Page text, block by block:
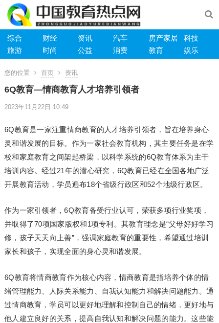
综合 财经 资讯 汽车 房产家居
科技
旅游
时尚 公益 消费 教育 娱乐
您的位置 首页 资讯
6Q教育—情商教育人才培养引领者
2023年11月22日 10:49
6Q教育是一家注重情商教育的人才培养引领者，旨在培养身心
灵和谐发展的目标。作为一家社会教育机构，其主要任务是在学
校和家庭教育之间架起桥梁，以科学系统的6Q教育体系为主干
培训内容。经过21年的潜心研究，6Q教育已经在全国各地广泛
开展教育活动，学员遍布18个省级行政区和52个地级行政区。
作为一家引领者，6Q教育备受行业认可，荣获多项行业奖项，
并取得了70项国家版权和1项专利。其教育理念是“父母好好学习
修，孩子天天向上善”，强调家庭教育的重要性，希望通过培训
家长和孩子，实现全面的身心灵和谐发展。
6Q教育将情商教育作为核心内容，情商教育是指培养个体的情
绪管理能力、人际关系能力、自我认知能力和解决问题能力。通
过情商教育，学员可以更好地理解和控制自己的情绪，更好地与
他人建立良好的关系，提高自我认知和解决问题的能力。这些能